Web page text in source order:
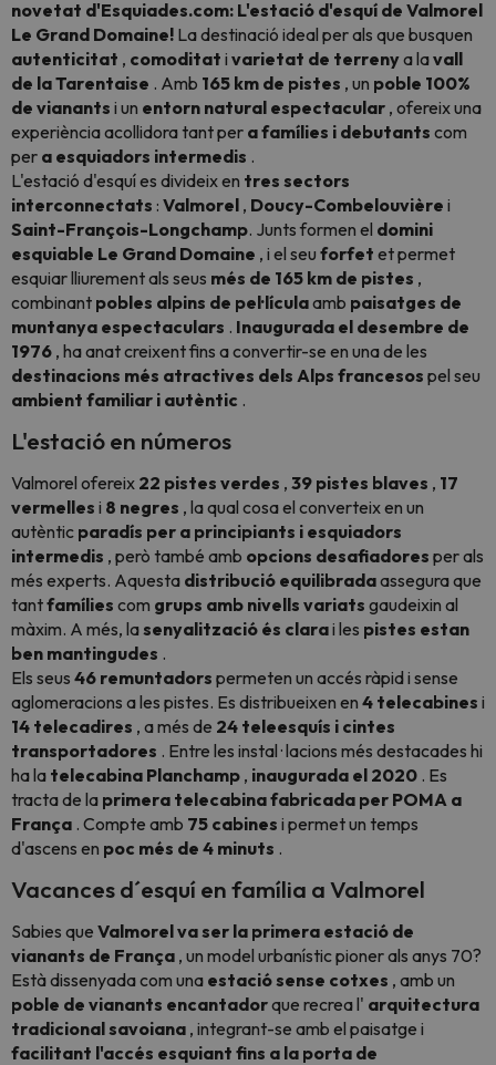
novetat d'Esquiades.com: L'estació d'esquí de Valmorel
Le Grand Domaine! La destinació ideal per als que busquen
autenticitat , comoditat i varietat de terrenya lavall
de la Tarentaise . Amb 165 km de pistes , un poble 100%
de vianants i un entorn natural espectacular , ofereix una
experiència acollidora tant per a famílies i debutants com
per a esquiadors intermedis .
L'estació d'esquí es divideix en tres sectors
interconnectats : Valmorel , Doucy-Combelouvière i
Saint-François-Longchamp. Junts formen el domini
esquiable Le Grand Domaine , i el seu forfet et permet
esquiar lliurement als seus més de 165 km de pistes ,
combinant pobles alpins de pel·lículaamb paisatges de
muntanya espectaculars . Inaugurada el desembre de
1976 , ha anat creixent fins a convertir-se en una de les
destinacions més atractives dels Alps francesos pel seu
ambient familiar i autèntic .
L'estació en números
Valmorel ofereix 22 pistes verdes , 39 pistes blaves , 17
vermelles i 8 negres , la qual cosa el converteix en un
autèntic paradís per a principiants i esquiadors
intermedis , però també amb opcions desafiadores per als
més experts. Aquesta distribució equilibradaassegura que
tantfamílies com grups amb nivells variats gaudeixin al
màxim. A més, lasenyalització és clarai les pistes estan
ben mantingudes .
Els seus 46 remuntadors permeten un accés ràpid i sense
aglomeracions a les pistes. Es distribueixen en 4 telecabines i
14 telecadires , a més de 24 teleesquís i cintes
transportadores . Entre les instal · lacions més destacades hi
ha la telecabina Planchamp , inaugurada el 2020 . Es
tracta de la primera telecabina fabricada per POMA a
França . Compte amb 75 cabines i permet un temps
d'ascens en poc més de 4 minuts .
Vacances d´esquí en família a Valmorel
Sabies que Valmorel va ser la primera estació de
vianants de França , un model urbanístic pioner als anys 70?
Està dissenyada com una estació sense cotxes , amb un
poble de vianants encantadorque recrea l' arquitectura
tradicional savoiana , integrant-se amb el paisatge i
facilitant l'accés esquiant fins a la porta de